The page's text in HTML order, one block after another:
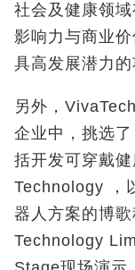
社会及健康领
影响力与商业
具高发展潜力的
另外，
企业中，挑选
括开发可穿戴
Technology ，
器人方案的博
Technology